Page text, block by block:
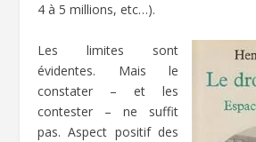
4 à 5 millions, etc…).
Les limites sont
évidentes. Mais le
constater – et les
contester – ne suffit
pas. Aspect positif des